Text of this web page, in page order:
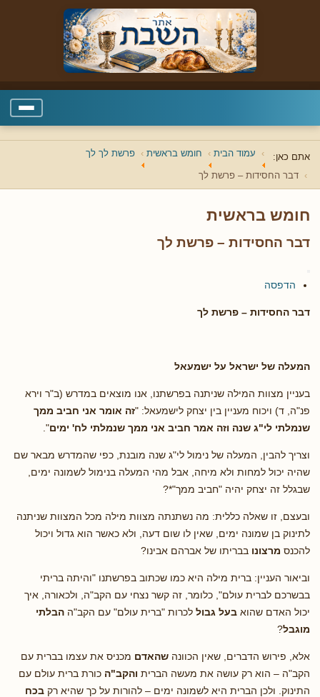
אתם כאן: עמוד הבית חומש בראשית פרשת לך לך
דבר החסידות – פרשת לך
חומש בראשית
דבר החסידות – פרשת לך
הדפסה
דבר החסידות – פרשת לך
המעלה של ישראל על ישמעאל
בעניין מצוות המילה שניתנה בפרשתנו, אנו מוצאים במדרש (ב"ר וירא
פנ"ה, ד) ויכוח מעניין בין יצחק לישמעאל: "זה אומר אני חביב ממך
שנמלתי לי"ג שנה וזה אמר חביב אני ממך שנמלתי לח' ימים".
וצריך להבין, המעלה של נימול לי"ג שנה מובנת, כפי שהמדרש מבאר שם
שהיה יכול למחות ולא מיחה, אבל מהי המעלה בנימול לשמונה ימים,
שבגלל זה יצחק יהיה "חביב ממך"*?
ובעצם, זו שאלה כללית: מה נשתנתה מצוות מילה מכל המצוות שניתנה
לתינוק בן שמונה ימים, שאין לו שום דעה, ולא כאשר הוא גדול ויכול
להכנס מרצונו בבריתו של אברהם אבינו?
וביאור העניין: ברית מילה היא כמו שכתוב בפרשתנו "והיתה בריתי
בבשרכם לברית עולם", כלומר, זה קשר נצחי עם הקב"ה, ולכאורה, איך
יכול האדם שהוא בעל גבול לכרות "ברית עולם" עם הקב"ה הבלתי
מוגבל?
אלא, פירוש הדברים, שאין הכוונה שהאדם מכניס את עצמו בברית עם
הקב"ה – הוא רק עושה את מעשה הברית והקב"ה כורת ברית עולם עם
התינוק. ולכן הברית היא לשמונה ימים – להורות על כך שהיא רק בכח